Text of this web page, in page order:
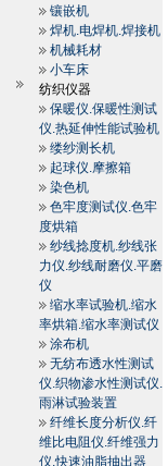
镶嵌机
焊机.电焊机.焊接机
机械耗材
小车床
纺织仪器
保暖仪.保暖性测试
仪.热延伸性能试验机
缕纱测长机
起球仪.摩擦箱
染色机
色牢度测试仪.色牢
度烘箱
纱线捻度机.纱线张
力仪.纱线耐磨仪.平磨
仪
缩水率试验机.缩水
率烘箱.缩水率测试仪
涂布机
无纺布透水性测试
仪.织物渗水性测试仪.
雨淋试验装置
纤维长度分析仪.纤
维比电阻仪.纤维强力
仪.快速油脂抽出器